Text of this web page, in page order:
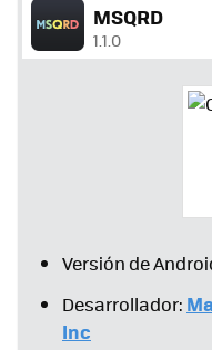
MSQRD
1.1.0
Versión de
Desarrollador:
Inc